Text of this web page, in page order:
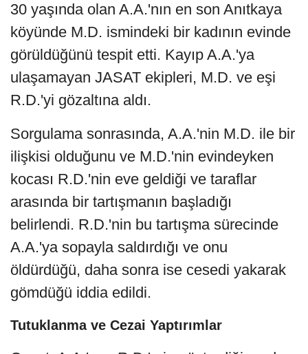
30 yaşında olan A.A.'nın en son Anıtkaya
köyünde M.D. ismindeki bir kadının evinde
görüldüğünü tespit etti. Kayıp A.A.'ya
ulaşamayan JASAT ekipleri, M.D. ve eşi
R.D.'yi gözaltına aldı.
Sorgulama sonrasında, A.A.'nin M.D. ile bir
ilişkisi olduğunu ve M.D.'nin evindeyken
kocası R.D.'nin eve geldiği ve taraflar
arasında bir tartışmanın başladığı
belirlendi. R.D.'nin bu tartışma sürecinde
A.A.'ya sopayla saldırdığı ve onu
öldürdüğü, daha sonra ise cesedi yakarak
gömdüğü iddia edildi.
Tutuklanma ve Cezai Yaptırımlar